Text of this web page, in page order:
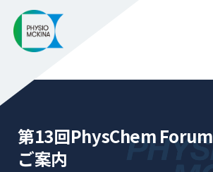
第13回PhysChem
ご案内